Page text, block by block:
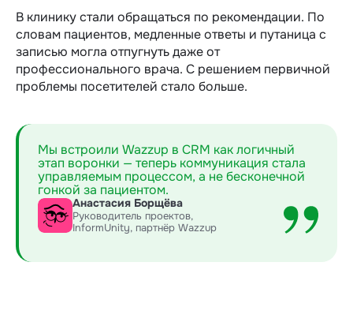
В клинику стали обращаться по рекомендации. По
словам пациентов, медленные ответы и путаница с
записью могла отпугнуть даже от
профессионального врача. С решением первичной
проблемы посетителей стало больше.
Мы встроили Wazzup в CRM как логичный
этап воронки — теперь коммуникация стала
управляемым процессом, а не бесконечной
гонкой за пациентом.
Анастасия Борщёва
Руководитель проектов,
InformUnity, партнёр Wazzup